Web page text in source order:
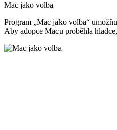
Mac jako volba
Program „Mac jako volba“
Aby adopce Macu proběhla